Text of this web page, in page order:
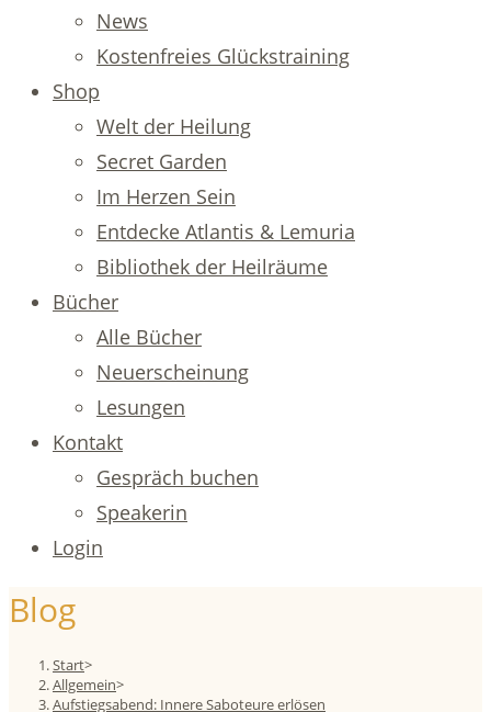
News
Kostenfreies Glückstraining
Shop
Welt der Heilung
Secret Garden
Im Herzen Sein
Entdecke Atlantis & Lemuria
Bibliothek der Heilräume
Bücher
Alle Bücher
Neuerscheinung
Lesungen
Kontakt
Gespräch buchen
Speakerin
Login
Blog
Start>
Allgemein>
Aufstiegsabend: Innere Saboteure erlösen